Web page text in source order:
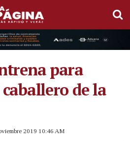
para
de la
2019 10:46 AM